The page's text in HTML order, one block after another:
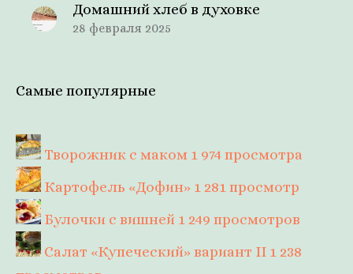
Домашний хлеб в духовке
28 февраля 2025
Самые популярные
Творожник с маком 1 974 просмотра
Картофель «Дофин» 1 281 просмотр
Булочки с вишней 1 249 просмотров
Салат «Купеческий» вариант II 1 238